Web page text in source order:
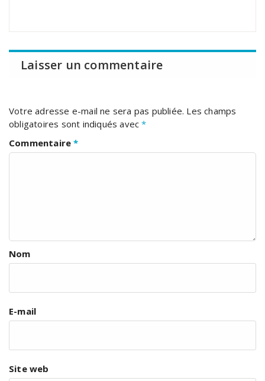
Laisser un commentaire
Votre adresse e-mail ne sera pas publiée. Les champs
obligatoires sont indiqués avec*
Commentaire*
Nom
E-mail
Site web